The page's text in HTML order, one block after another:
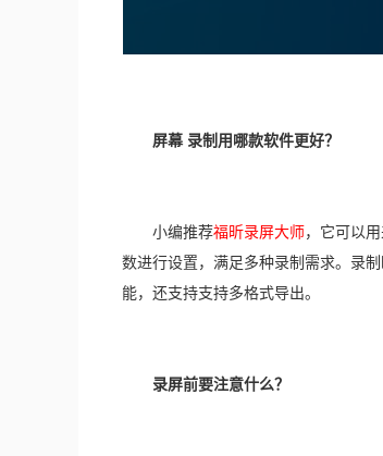
屏幕 录制用哪款软件更好？
小编推荐福昕录屏大师 ，它可以
数进行设置，满足多种录制需求。录
能，还支持支持多格式导出。
录屏前要注意什么？